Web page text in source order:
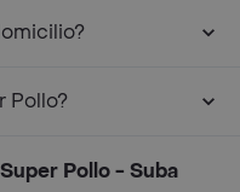
Pollo?
Pollo - Suba